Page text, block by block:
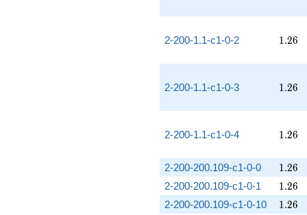
2-200-1.1-c1-0-2 1.26
1.26
2-200-1.1-c1-0-3 1.26
1.26
2-200-1.1-c1-0-4 1.26
1.26
2-200-200.109-c1-0-0 1.26
1.26
2-200-200.109-c1-0-1 1.26
1.26
2-200-200.109-c1-0-10 1.26
1.26